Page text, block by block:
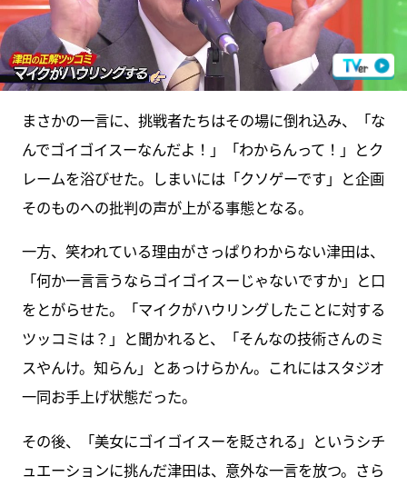
まさかの一言に、挑戦者たちはその場に倒れ込み、「な
んでゴイゴイスーなんだよ！」「わからんって！」とク
レームを浴びせた。しまいには「クソゲーです」と企画
そのものへの批判の声が上がる事態となる。
一方、笑われている理由がさっぱりわからない津田は、
「何か一言言うならゴイゴイスーじゃないですか」と口
をとがらせた。「マイクがハウリングしたことに対する
ツッコミは？」と聞かれると、「そんなの技術さんのミ
スやんけ。知らん」とあっけらかん。これにはスタジオ
一同お手上げ状態だった。
その後、「美女にゴイゴイスーを貶される」というシチ
ュエーションに挑んだ津田は、意外な一言を放つ。さら